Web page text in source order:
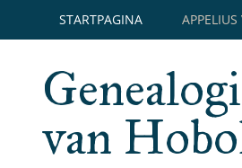
STARTPAGINA
van